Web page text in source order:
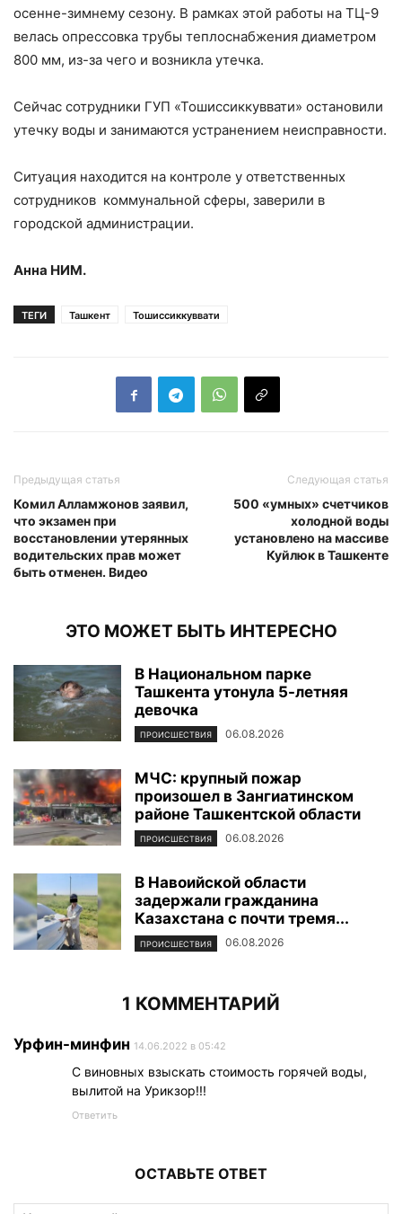
осенне-зимнему сезону. В рамках этой работы на ТЦ-9
велась опрессовка трубы теплоснабжения диаметром
800 мм, из-за чего и возникла утечка.
Сейчас сотрудники ГУП «Тошиссиккуввати» остановили
утечку воды и занимаются устранением неисправности.
Ситуация находится на контроле у ответственных
сотрудников коммунальной сферы, заверили в
городской администрации.
Анна НИМ.
ТЕГИ Ташкент Тошиссиккуввати
Предыдущая статья
Комил Алламжонов заявил,
что экзамен при
восстановлении утерянных
водительских прав может
быть отменен. Видео
Следующая статья
500 «умных» счетчиков
холодной воды
установлено на массиве
Куйлюк в Ташкенте
ЭТО МОЖЕТ БЫТЬ ИНТЕРЕСНО
В Национальном парке
Ташкента утонула 5-летняя
девочка
ПРОИСШЕСТВИЯ 06.08.2026
МЧС: крупный пожар
произошел в Зангиатинском
районе Ташкентской области
ПРОИСШЕСТВИЯ 06.08.2026
В Навоийской области
задержали гражданина
Казахстана с почти тремя...
ПРОИСШЕСТВИЯ 06.08.2026
1 КОММЕНТАРИЙ
Урфин-минфин 14.06.2022 в 05:42
С виновных взыскать стоимость горячей воды,
вылитой на Урикзор!!!
Ответить
ОСТАВЬТЕ ОТВЕТ